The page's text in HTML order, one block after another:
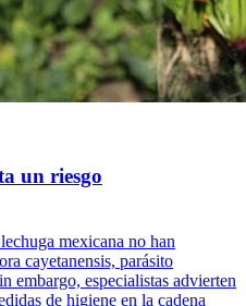
un riesgo
mexicana no han
cayetanensis, parásito
embargo, especialistas advierten
de higiene en la cadena